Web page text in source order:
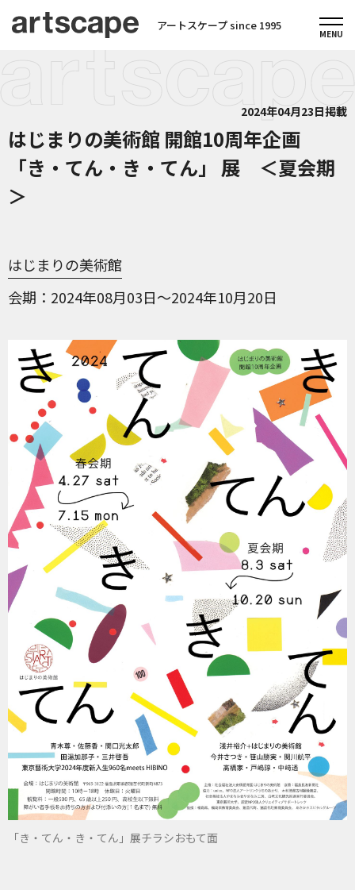
アートスケープ since 1995
2024年04月23日掲載
はじまりの美術館 開館10周年企画
「き・てん・き・てん」 展 ＜夏会期
＞
はじまりの美術館
会期
2024年08月03日～2024年10月20日
「き・てん・き・てん」展チラシおもて面